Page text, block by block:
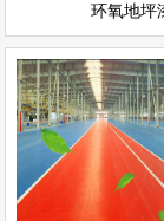
环氧地坪
聚氨酯超耐磨环氧地坪
聚氨酯地坪
立即询问